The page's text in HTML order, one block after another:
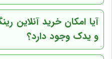
آیا امکان خرید آنلاین
و یدک وجود دارد؟